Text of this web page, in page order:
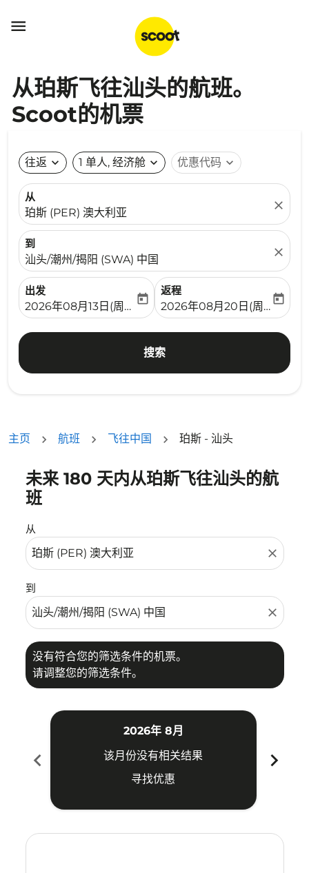

从珀斯飞往汕头的航班。
Scoot的机票
往返 expand_more 1 单人, 经济舱 expand_more 优惠代码 expand_more
从
珀斯 (PER) 澳大利亚
close
到
汕头/潮州/揭阳 (SWA) 中国
close
出发
fc-booking-departure-date-aria-label
2026年08月13日(周四)
today
返程
fc-booking-return-date-
2026年08月20日(周四)
today
搜索
主页 航班 飞往中国 珀斯 - 汕头
未来 180 天内从珀斯飞往汕头的航
班
从
close
到
close
没有符合您的筛选条件的机票。
请调整您的筛选条件。
没有符合您的筛选条件的机票。请调整您的筛选条件。
chevron_left
2026年 8月
该月份没有相关结果
寻找优惠
chevron_right